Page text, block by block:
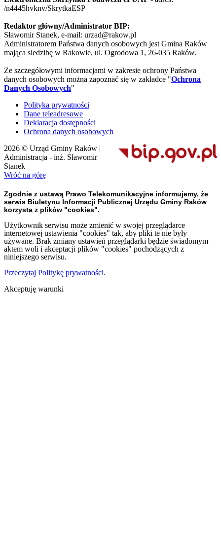
/n4445hvknv/SkrytkaESP
Redaktor główny/Administrator BIP:
Sławomir Stanek, e-mail: urzad@rakow.pl
Administratorem Państwa danych osobowych jest Gmina Raków
mająca siedzibę w Rakowie, ul. Ogrodowa 1, 26-035 Raków.
Ze szczegółowymi informacjami w zakresie ochrony Państwa
danych osobowych można zapoznać się w zakładce "Ochrona
Danych Osobowych"
Polityka prywatności
Dane teleadresowe
Deklaracja dostępności
Ochrona danych osobowych
2026 © Urząd Gminy Raków |
Administracja - inż. Sławomir
Stanek
Wróć na górę
Zgodnie z ustawą Prawo Telekomunikacyjne informujemy, że
serwis Biuletynu Informacji Publicznej Urzędu Gminy Raków
korzysta z plików "cookies".
Użytkownik serwisu może zmienić w swojej przeglądarce
internetowej ustawienia "cookies" tak, aby pliki te nie były
używane. Brak zmiany ustawień przeglądarki będzie świadomym
aktem woli i akceptacji plików "cookies" pochodzących z
niniejszego serwisu.
Przeczytaj Politykę prywatności.
Akceptuję warunki